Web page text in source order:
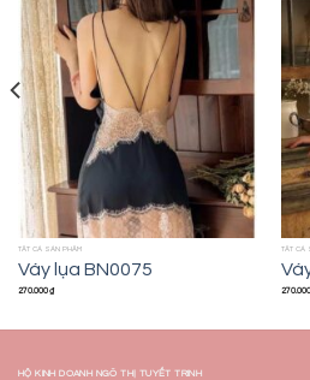
TẤT CẢ SẢN PHẨM
Váy lụa BN0075
270.000₫
TẤT CẢ
270.000
HỘ KINH DOANH NGÔ THỊ TUYẾT TRINH